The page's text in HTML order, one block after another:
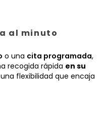
al minuto
o una cita programada,
recogida rápida en su
flexibilidad que encaja